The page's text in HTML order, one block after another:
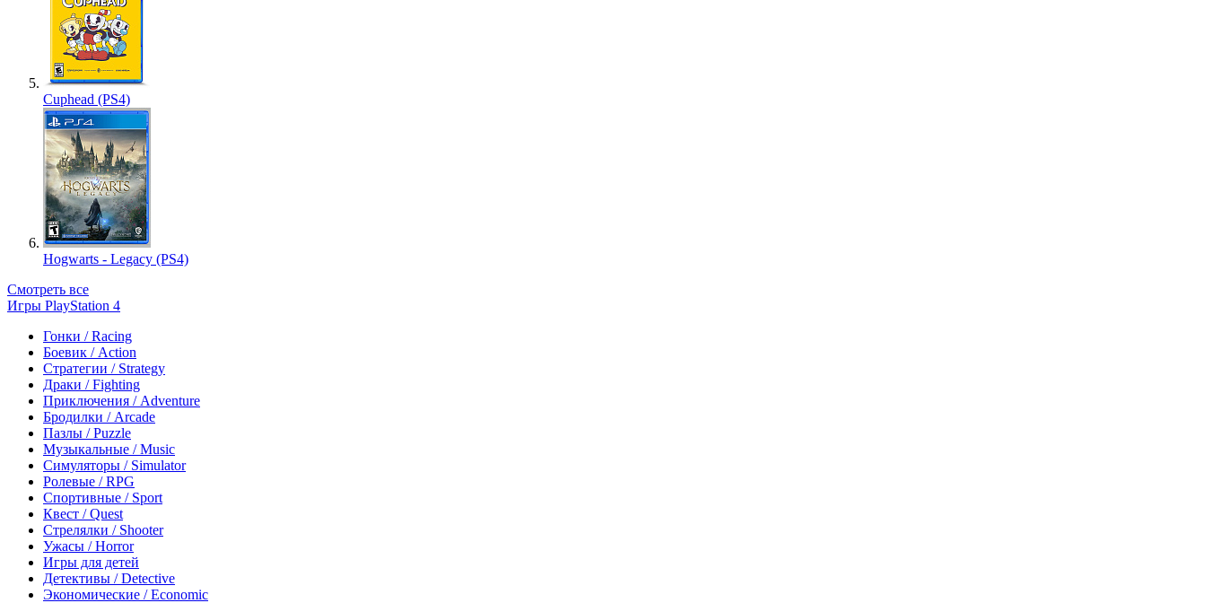
Cuphead (PS4)
Hogwarts - Legacy (PS4)
Смотреть все
Игры PlayStation 4
Гонки / Racing
Боевик / Action
Стратегии / Strategy
Драки / Fighting
Приключения / Adventure
Бродилки / Arcade
Пазлы / Puzzle
Музыкальные / Music
Симуляторы / Simulator
Ролевые / RPG
Спортивные / Sport
Квест / Quest
Стрелялки / Shooter
Ужасы / Horror
Игры для детей
Детективы / Detective
Экономические / Economic